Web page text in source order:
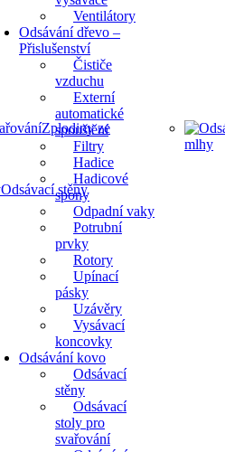
Ventilátory
Odsávání dřevo –
Přislušenství
Čističe
vzduchu
Externí
automatické
spouštění
Filtry
Hadice
Hadicové
spony
Odpadní vaky
Potrubní
prvky
Rotory
Upínací
pásky
Uzávěry
Vysávací
koncovky
Odsávání kovo
Odsávací
stěny
Odsávací
stoly pro
svařování
Zplodiny ze
mlhy
Odsávací stěny